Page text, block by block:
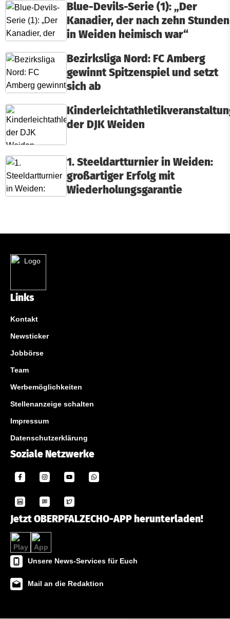
Blue-Devils-Serie (1): „Der
Kanadier, der nach zehn Stunden
in Weiden heimisch war“
Bezirksliga Nord: FC Amberg
gewinnt Spitzenspiel und setzt
sich ab
der DJK Weiden
1. Steeldartturnier in Weiden:
großartiger Erfolg mit
Wiederholungsgarantie
Links
Kontakt
Newsticker
Jobbörse
Team
Werbemöglichkeiten
Stellenanzeige schalten
Impressum
Datenschutzerklärung
Soziale Netzwerke
Jetzt OBERPFALZECHO-APP herunterladen!
Unsere News-Services für Euch
Mail an die Redaktion